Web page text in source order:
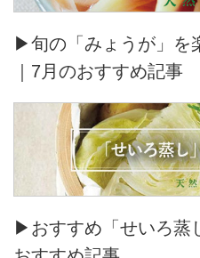
▶旬の「みょうが」を
｜7月のおすすめ記事
▶おすすめ「せいろ蒸